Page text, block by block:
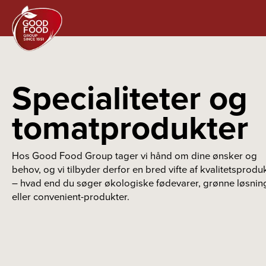
Specialiteter og
tomatprodukter
Hos Good Food Group tager vi hånd om dine ønsker og
behov, og vi tilbyder derfor en bred vifte af
– hvad end du søger økologiske fødevarer, grønne
eller convenient-produkter.